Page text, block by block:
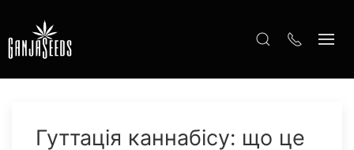
Гуттація каннабісу: що це